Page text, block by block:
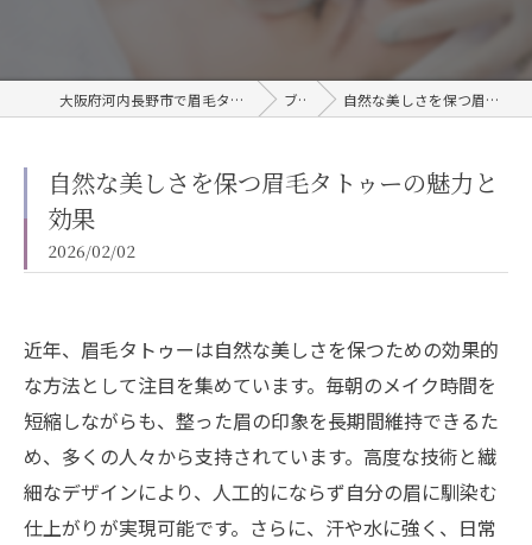
大阪府河内長野市で眉毛タトゥーならwill care サロン ブログ 自然な美しさを保つ眉毛タトゥーの魅力と効果
自然な美しさを保つ眉毛タトゥーの魅力と
効果
2026/02/02
近年、眉毛タトゥーは自然な美しさを保つための効果的
な方法として注目を集めています。毎朝のメイク時間を
短縮しながらも、整った眉の印象を長期間維持できるた
め、多くの人々から支持されています。高度な技術と繊
細なデザインにより、人工的にならず自分の眉に馴染む
仕上がりが実現可能です。さらに、汗や水に強く、日常